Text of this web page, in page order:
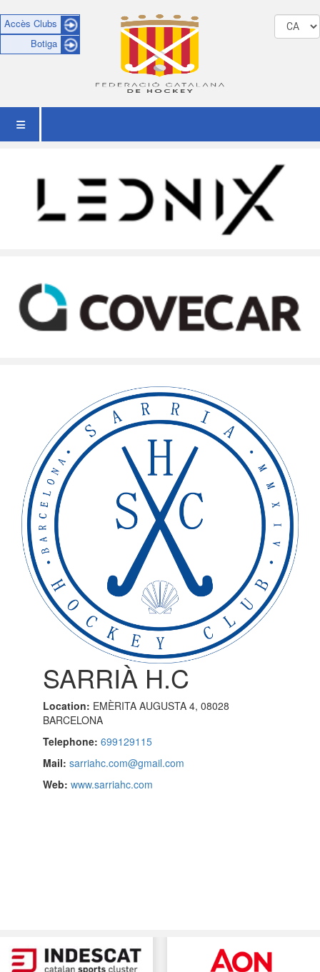
Accès Clubs
Botiga
SARRIÀ H.C
Location: EMÈRITA AUGUSTA 4, 08028
BARCELONA
Telephone: 699129115
Mail: sarriahc.com@gmail.com
Web: www.sarriahc.com